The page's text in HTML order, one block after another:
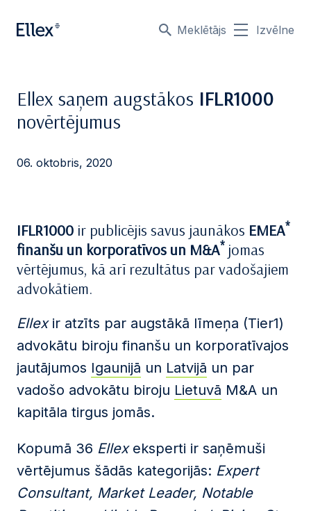
Meklētājs Izvēlne
Ellex saņem augstākos IFLR1000
novērtējumus
06. oktobris, 2020
IFLR1000 ir publicējis savus jaunākos EMEA*
finanšu un korporatīvos un M&A*jomas
vērtējumus, kā arī rezultātus par vadošajiem
advokātiem.
Ellexir atzīts par augstākā līmeņa (Tier1)
advokātu biroju finanšu un korporatīvajos
jautājumos Igaunijā un Latvijā un par
vadošo advokātu biroju Lietuvā M&A un
kapitāla tirgus jomās.
Kopumā 36 Ellexeksperti ir saņēmuši
vērtējumus šādās kategorijās: Expert
Consultant, Market Leader, Notable